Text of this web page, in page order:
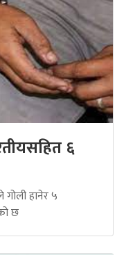
६
गोली हानेर ५
छ